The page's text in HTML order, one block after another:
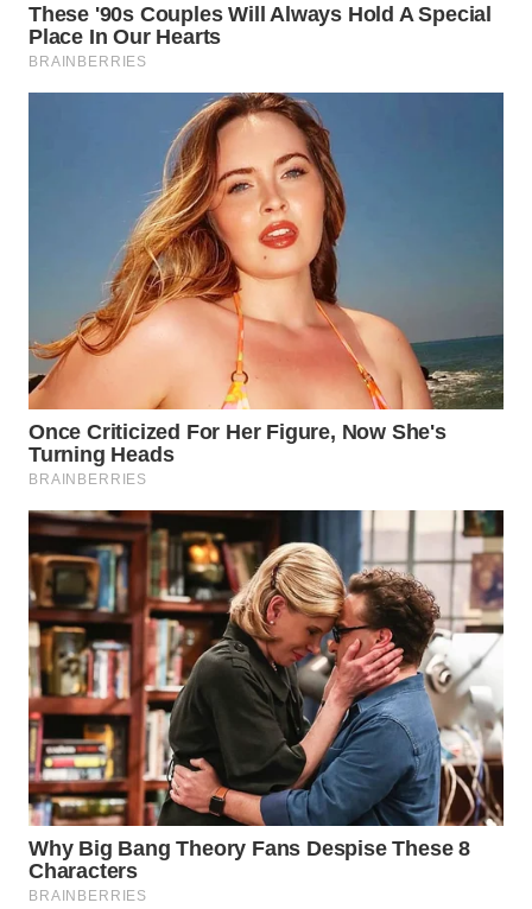
WN
TAPANULI
WN
SUMEDANG
WN
CIANJUR
WN
KEPULAUAN
SERIBU
WN
TANGERANG
BINJAI
WN
CIREBON
WN